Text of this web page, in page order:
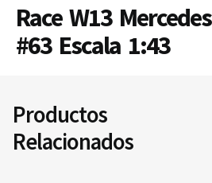
Race W13
#63 Escala 1:43
Productos
Relacionados